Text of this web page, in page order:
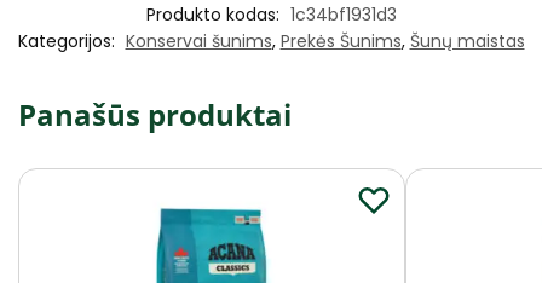
Produkto kodas: 1c34bf1931d3
Kategorijos: Konservai šunims, Prekės Šunims, Šunų maistas
Panašūs produktai